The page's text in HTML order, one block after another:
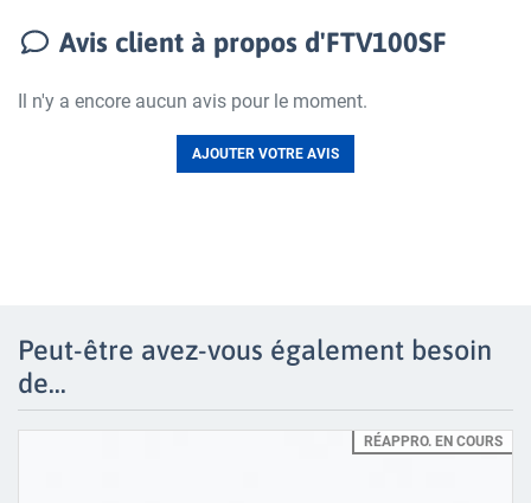
Avis client à propos d'FTV100SF
Il n'y a encore aucun avis pour le moment.
AJOUTER VOTRE AVIS
Peut-être avez-vous également besoin
de...
RÉAPPRO. EN COURS